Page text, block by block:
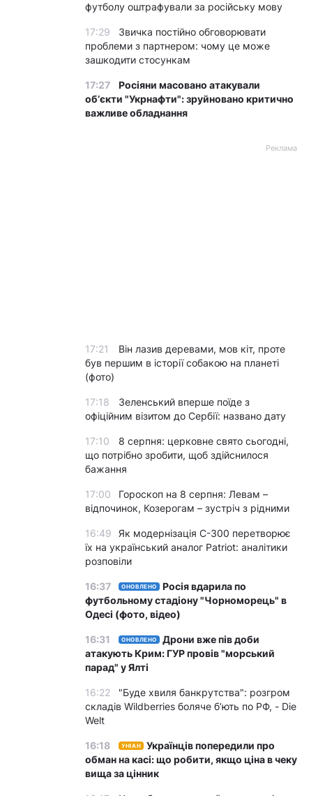
футболу оштрафували за російську мову
17:29
Звичка постійно обговорювати
проблеми з партнером: чому це може
зашкодити стосункам
17:27
Росіяни масовано атакували
обʼєкти "Укрнафти": зруйновано критично
важливе обладнання
Реклама
17:21
Він лазив деревами, мов кіт, проте
був першим в історії собакою на планеті
(фото)
17:18
Зеленський вперше поїде з
офіційним візитом до Сербії: названо дату
17:10
8 серпня: церковне свято сьогодні,
що потрібно зробити, щоб здійснилося
бажання
17:00
Гороскоп на 8 серпня: Левам –
відпочинок, Козерогам – зустріч з рідними
16:49
Як модернізація С-300 перетворює
їх на український аналог Patriot: аналітики
розповіли
16:37 ОНОВЛЕНО
Росія вдарила по
футбольному стадіону "Чорноморець" в
Одесі (фото, відео)
16:31 ОНОВЛЕНО
Дрони вже пів доби
атакують Крим: ГУР провів "морський
парад" у Ялті
16:22
"Буде хвиля банкрутства": розгром
складів Wildberries боляче бʼють по РФ, - Die
Welt
16:18 УНІАН
Українців попередили про
обман на касі: що робити, якщо ціна в чеку
вища за цінник